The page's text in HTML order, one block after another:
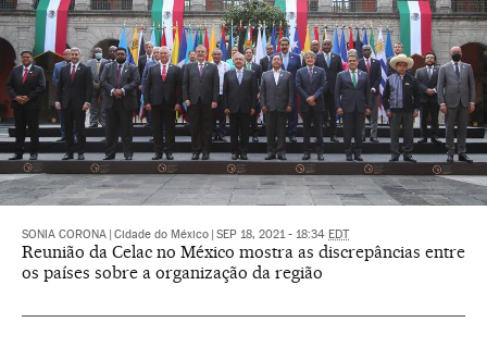
SONIA CORONA Cidade do México SEP 18, 2021 - 18:34 EDT
Reunião da Celac no México mostra as discrepâncias entre
os países sobre a organização da região